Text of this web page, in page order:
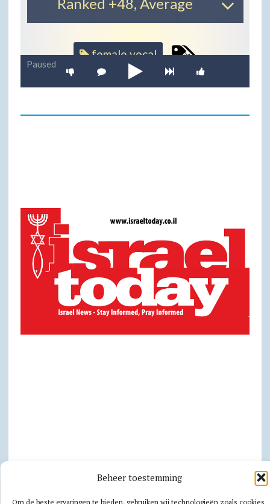
Beheer toestemming
Om de beste ervaringen te bieden, gebruiken wij technologieën zoals cookies
Privacy